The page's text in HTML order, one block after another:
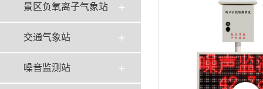
景区负氧离子气象站
交通气象站
噪音监测站